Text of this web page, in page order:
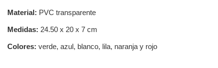
Material: PVC transparente
Medidas: 24.50 x 20 x 7 cm
Colores: verde, azul, blanco, lila, naranja y rojo